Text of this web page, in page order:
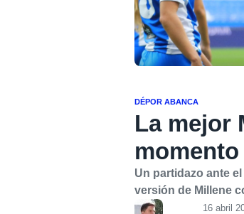
DÉPOR ABANCA
La mejor
Un partidazo ante
versión de Millene
16 abril